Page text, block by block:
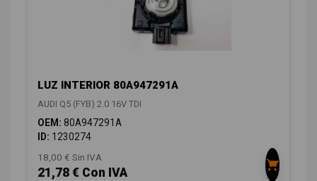
LUZ INTERIOR 80A947291A
AUDI Q5 (FYB) 2.0 16V TDI
OEM: 80A947291A
ID: 1230274
18,00 € Sin IVA
21,78 € Con IVA